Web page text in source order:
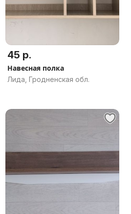
45 р.
Навесная полка
Лида, Гродненская обл.